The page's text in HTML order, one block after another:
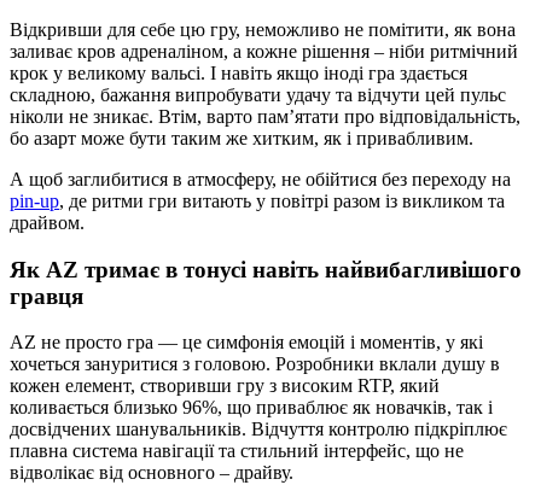
Відкривши для себе цю гру, неможливо не помітити, як вона
заливає кров адреналіном, а кожне рішення – ніби ритмічний
крок у великому вальсі. І навіть якщо іноді гра здається
складною, бажання випробувати удачу та відчути цей пульс
ніколи не зникає. Втім, варто пам’ятати про відповідальність,
бо азарт може бути таким же хитким, як і привабливим.
А щоб заглибитися в атмосферу, не обійтися без переходу на
pin-up, де ритми гри витають у повітрі разом із викликом та
драйвом.
Як AZ тримає в тонусі навіть найвибагливішого
гравця
AZ не просто гра — це симфонія емоцій і моментів, у які
хочеться зануритися з головою. Розробники вклали душу в
кожен елемент, створивши гру з високим RTP, який
коливається близько 96%, що приваблює як новачків, так і
досвідчених шанувальників. Відчуття контролю підкріплює
плавна система навігації та стильний інтерфейс, що не
відволікає від основного – драйву.